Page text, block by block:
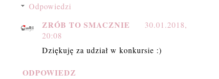
Odpowiedzi
ZRÓB TO SMACZNIE
30.01.2018,
20:08
Dziękuję za udział w konkursie :)
ODPOWIEDZ